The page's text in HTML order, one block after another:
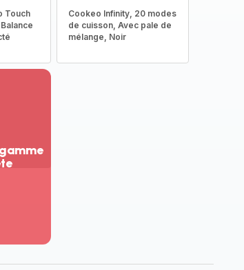
Touch
Cookeo Infinity, 20 modes
de cuisson, Avec pale de
mélange, Noir